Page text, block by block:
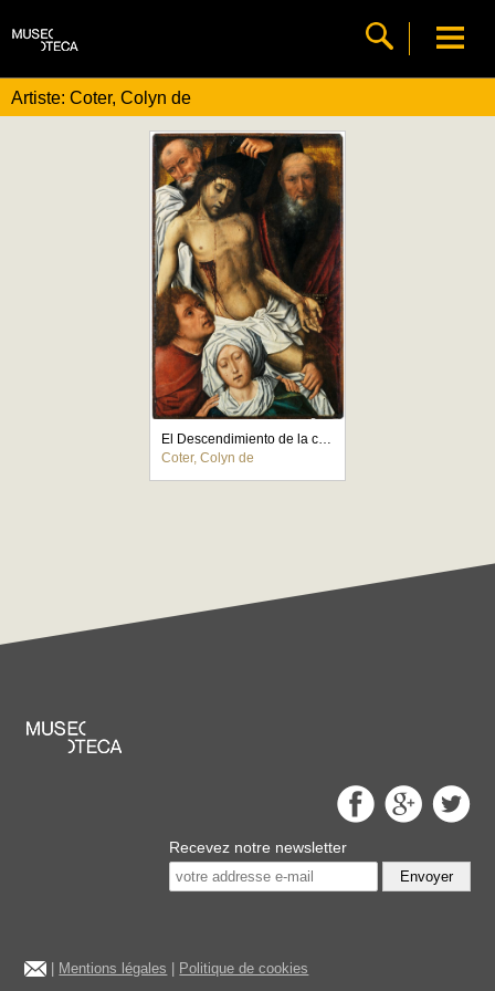
Artiste: Coter, Colyn de
El Descendimiento de la cruz
Coter, Colyn de
Recevez notre newsletter
Envoyer
Mentions légales Politique de cookies